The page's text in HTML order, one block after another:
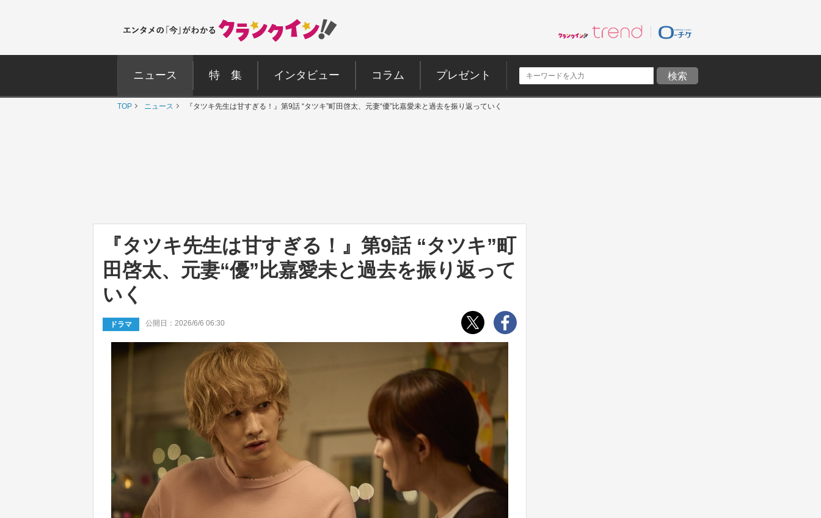
ニュース 特 集 インタビュー コラム プレゼント
TOP ニュース 『タツキ先生は甘すぎる！』第9話 “タツキ”町田啓太、元妻“優”比嘉愛未と過去を振り返っていく
『タツキ先生は甘すぎる！』第9話 “タツキ”町
田啓太、元妻“優”比嘉愛未と過去を振り返って
いく
ドラマ 公開日：2026/6/6 06:30